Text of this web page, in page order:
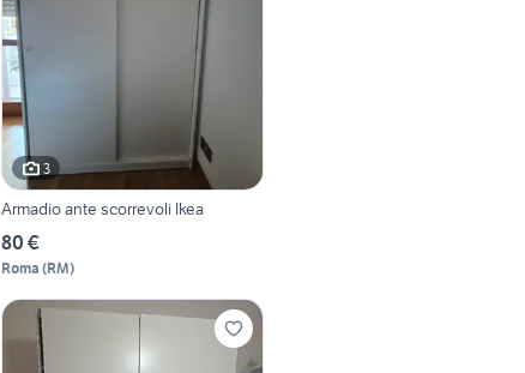
3
Armadio ante scorrevoli Ikea
80 €
Roma (RM)